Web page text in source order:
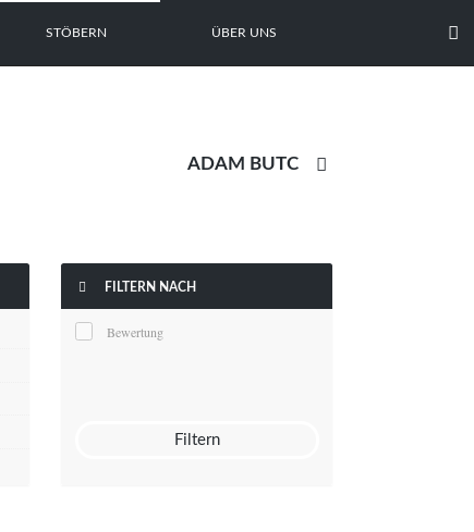
STÖBERN ÜBER UNS 

 FILTERN NACH
Bewertung
Filtern